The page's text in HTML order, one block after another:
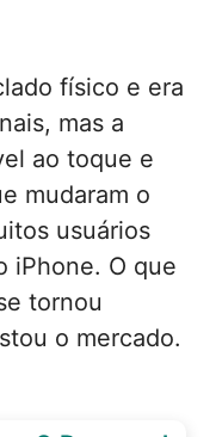
físico e era
mas a
ao toque e
mudaram o
usuários
iPhone. O que
tornou
o mercado.